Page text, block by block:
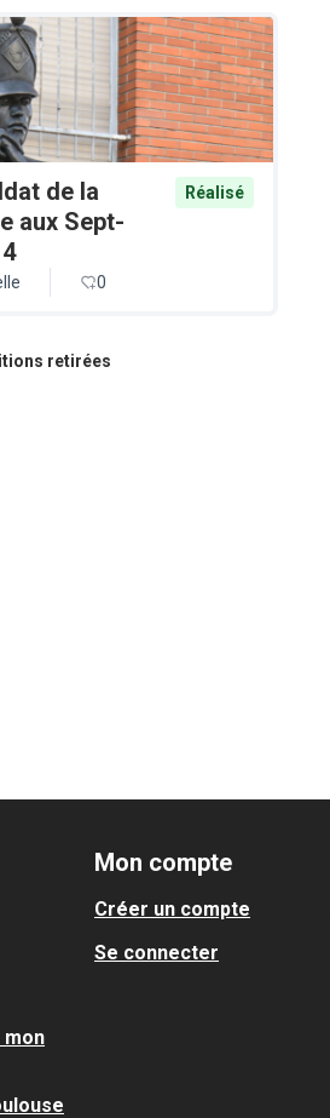
de la
aux Sept-
Réalisé
0
retirées
mon
Mon compte
Créer un compte
Se connecter